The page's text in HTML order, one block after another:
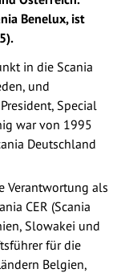
Benelux, ist
in die Scania
und
Special
war von 1995
Deutschland
Verantwortung als
CER (Scania
Slowakei und
für die
Belgien,